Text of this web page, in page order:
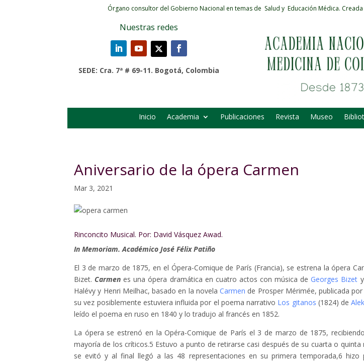
Órgano consultor del Gobierno Nacional en temas de Salud y Educación Médica.
Nuestras redes
SEDE: Cra. 7ª # 69-11. Bogotá, Colombia
Inicio Academia Publicaciones Revista Museo
Aniversario de la ópera Carmen
Mar 3, 2021
Rinconcito Musical. Por: David Vásquez Awad.
In Memoriam. Académico José Félix Patiño
El 3 de marzo de 1875, en el Ópera-Comique de París (Francia), se estrena la ópera
Bizet. Carmen es una ópera dramática en cuatro actos con música de Georges Bizet
Halévy y Henri Meilhac, basado en la novelaCarmen de Prosper Mérimée, publicada
su vez posiblemente estuviera influida por el poema narrativo Los gitanos (1824) de
leído el poema en ruso en 1840 y lo tradujo al francés en 1852.
La ópera se estrenó en la Opéra-Comique de París el 3 de marzo de 1875,
mayoría de los críticos.5​ Estuvo a punto de retirarse casi después de su cuarta o
se evitó y al final llegó a las 48 representaciones en su primera temporada,6​ hizo